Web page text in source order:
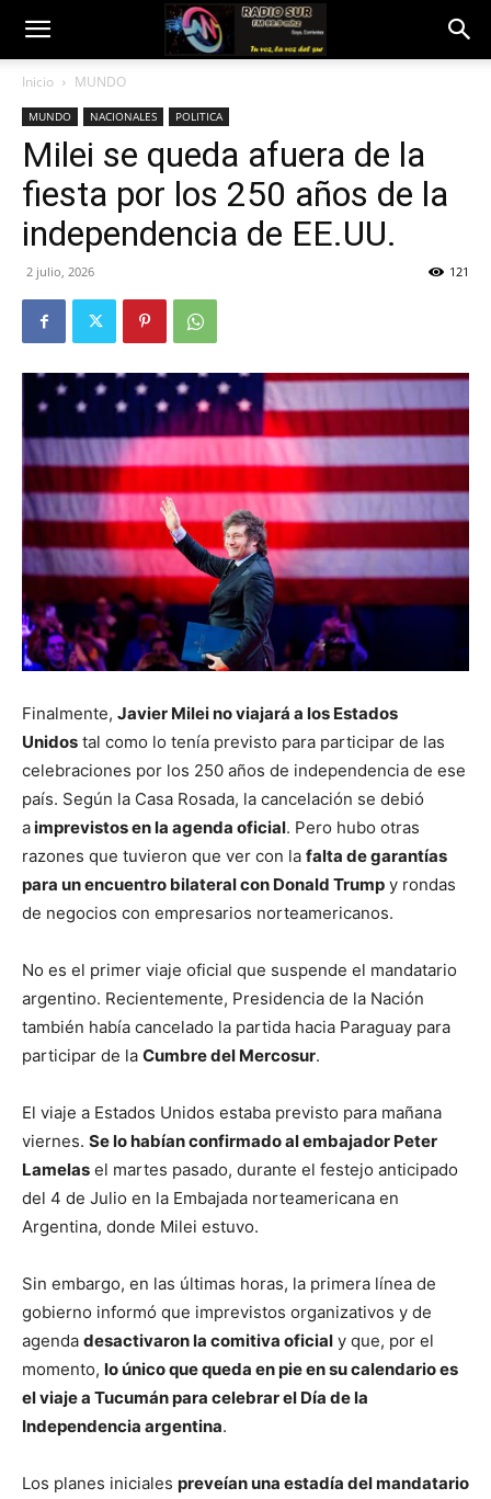
Inicio MUNDO
MUNDO NACIONALES POLITICA
Milei se queda afuera de la
fiesta por los 250 años de la
independencia de EE.UU.
2 julio, 2026 121
Finalmente, Javier Milei no viajará a los Estados
Unidos tal como lo tenía previsto para participar de las
celebraciones por los 250 años de independencia de ese
país. Según la Casa Rosada, la cancelación se debió
aimprevistos en la agenda oficial. Pero hubo otras
razones que tuvieron que ver con la falta de garantías
para un encuentro bilateral con Donald Trump y rondas
de negocios con empresarios norteamericanos.
No es el primer viaje oficial que suspende el mandatario
argentino. Recientemente, Presidencia de la Nación
también había cancelado la partida hacia Paraguay para
participar de la Cumbre del Mercosur.
El viaje a Estados Unidos estaba previsto para mañana
viernes. Se lo habían confirmado al embajador Peter
Lamelas el martes pasado, durante el festejo anticipado
del 4 de Julio en la Embajada norteamericana en
Argentina, donde Milei estuvo.
Sin embargo, en las últimas horas, la primera línea de
gobierno informó que imprevistos organizativos y de
agenda desactivaron la comitiva oficial y que, por el
momento, lo único que queda en pie en su calendario es
el viaje a Tucumán para celebrar el Día de la
Independencia argentina.
Los planes iniciales preveían una estadía del mandatario